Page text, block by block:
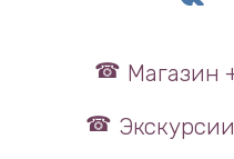
Магазин